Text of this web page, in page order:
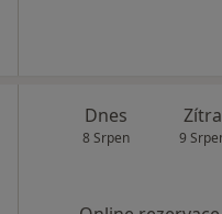
Dnes
8 Srpen
Zítra
9